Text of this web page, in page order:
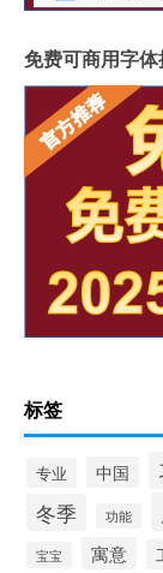
免费可商用字
标签
专业 中国
冬季 功能
宝宝 寓意